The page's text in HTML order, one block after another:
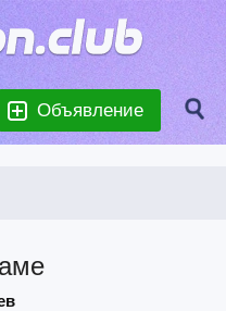
Объявление